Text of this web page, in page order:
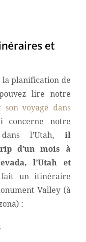
et
la planification de
lire notre
son voyage dans
notre
l’Utah, il
d’un mois à
l’Utah et
un itinéraire
Valley (à
: